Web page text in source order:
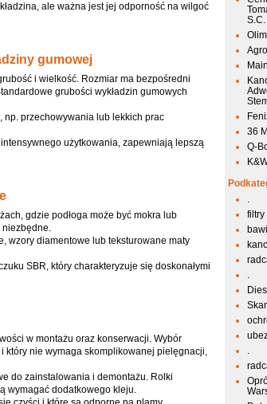
ale ważna jest jej odporność na wilgoć
gumowej
i wielkość. Rozmiar ma bezpośredni
grubości wykładzin gumowych
przechowywania lub lekkich prac
użytkowania, zapewniają lepszą
gdzie podłoga może być mokra lub
niezbędne.
wzory diamentowe lub teksturowane maty
SBR, który charakteryzuje się doskonałymi
w montażu oraz konserwacji. Wybór
który nie wymaga skomplikowanej pielęgnacji,
do zainstalowania i demontażu. Rolki
wymagać dodatkowego kleju.
S.C.
36
Q-
.
filtry
.
.